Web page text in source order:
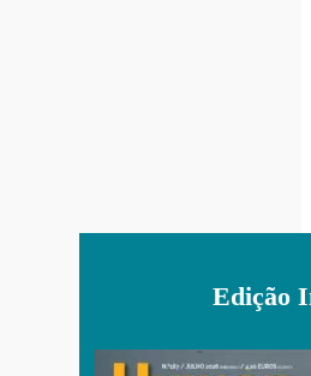
Edição